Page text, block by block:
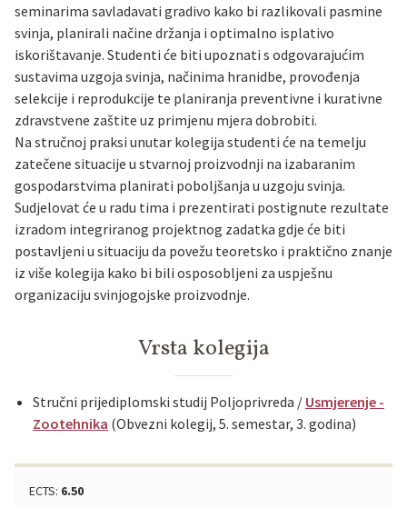
seminarima savladavati gradivo kako bi razlikovali pasmine
svinja, planirali načine držanja i optimalno isplativo
iskorištavanje. Studenti će biti upoznati s odgovarajućim
sustavima uzgoja svinja, načinima hranidbe, provođenja
selekcije i reprodukcije te planiranja preventivne i kurativne
zdravstvene zaštite uz primjenu mjera dobrobiti.
Na stručnoj praksi unutar kolegija studenti će na temelju
zatečene situacije u stvarnoj proizvodnji na izabaranim
gospodarstvima planirati poboljšanja u uzgoju svinja.
Sudjelovat će u radu tima i prezentirati postignute rezultate
izradom integriranog projektnog zadatka gdje će biti
postavljeni u situaciju da povežu teoretsko i praktično znanje
iz više kolegija kako bi bili osposobljeni za uspješnu
organizaciju svinjogojske proizvodnje.
Vrsta kolegija
Stručni prijediplomski studij Poljoprivreda / Usmjerenje -
Zootehnika (Obvezni kolegij, 5. semestar, 3. godina)
ECTS: 6.50